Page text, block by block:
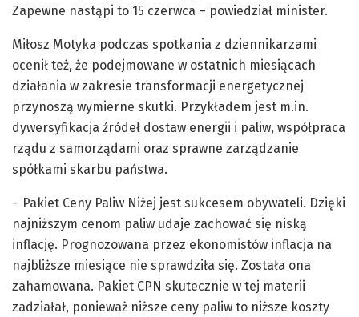
Zapewne nastąpi to 15 czerwca – powiedział minister.
Miłosz Motyka podczas spotkania z dziennikarzami
ocenił też, że podejmowane w ostatnich miesiącach
działania w zakresie transformacji energetycznej
przynoszą wymierne skutki. Przykładem jest m.in.
dywersyfikacja źródeł dostaw energii i paliw, współpraca
rządu z samorządami oraz sprawne zarządzanie
spółkami skarbu państwa.
– Pakiet Ceny Paliw Niżej jest sukcesem obywateli. Dzięki
najniższym cenom paliw udaje zachować się niską
inflację. Prognozowana przez ekonomistów inflacja na
najbliższe miesiące nie sprawdziła się. Została ona
zahamowana. Pakiet CPN skutecznie w tej materii
zadziałał, ponieważ niższe ceny paliw to niższe koszty